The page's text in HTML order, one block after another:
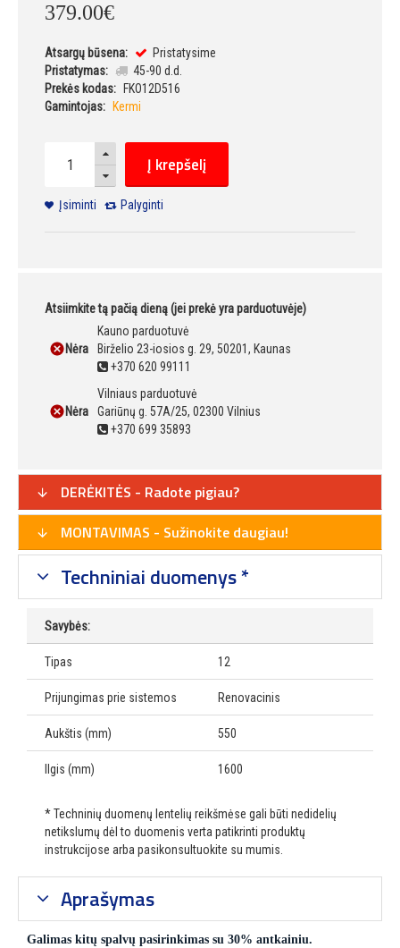
379.00€
Atsargų būsena:
Pristatysime
Pristatymas:
45-90 d.d.
Prekės kodas:
FKO12D516
Gamintojas:
Kermi
Į krepšelį
Įsiminti Palyginti
Atsiimkite tą pačią dieną (jei prekė yra parduotuvėje)
Nėra
Kauno parduotuvė
Birželio 23-iosios g. 29, 50201, Kaunas
+370 620 99111
Nėra
Vilniaus parduotuvė
Gariūnų g. 57A/25, 02300 Vilnius
+370 699 35893
DERĖKITĖS - Radote pigiau?
MONTAVIMAS - Sužinokite daugiau!
Techniniai duomenys *
Savybės:
Tipas 12
Prijungimas prie sistemos Renovacinis
Aukštis (mm) 550
Ilgis (mm) 1600
* Techninių duomenų lentelių reikšmėse gali būti nedidelių
netikslumų dėl to duomenis verta patikrinti produktų
instrukcijose arba pasikonsultuokite su mumis.
Aprašymas
Galimas kitų spalvų pasirinkimas su 30% antkainiu.